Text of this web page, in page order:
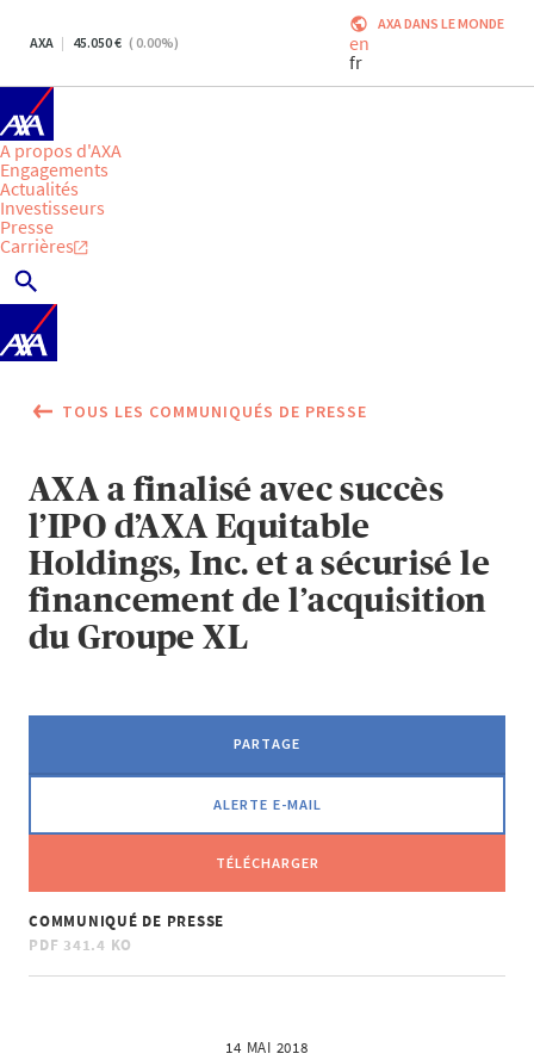
AXA 45.050 ( 0.00%)
AXA DANS LE MONDE
en
fr
A propos d'AXA
Engagements
Actualités
Investisseurs
Presse
Carrières
TOUS LES COMMUNIQUÉS DE PRESSE
AXA a finalisé avec succès
l’IPO d’AXA Equitable
Holdings, Inc. et a sécurisé le
financement de l’acquisition
du Groupe XL
PARTAGE
ALERTE E-MAIL
TÉLÉCHARGER
COMMUNIQUÉ DE PRESSE
PDF 341.4 KO
14 MAI 2018